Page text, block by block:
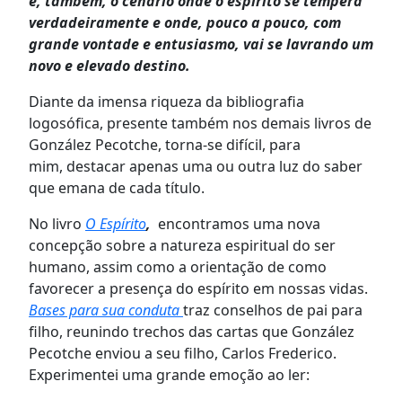
verdadeiramente e onde, pouco a pouco, com
grande vontade e entusiasmo, vai se lavrando um
novo e elevado destino.
Diante da imensa riqueza da bibliografia
logosófica, presente também nos demais livros de
González Pecotche, torna-se difícil, para
mim, destacar apenas uma ou outra luz do saber
que emana de cada título.
No livro O Espírito, encontramos uma nova
concepção sobre a natureza espiritual do ser
humano, assim como a orientação de como
favorecer a presença do espírito em nossas vidas.
Bases para sua condutatraz conselhos de pai para
filho, reunindo trechos das cartas que González
Pecotche enviou a seu filho, Carlos Frederico.
Experimentei uma grande emoção ao ler: